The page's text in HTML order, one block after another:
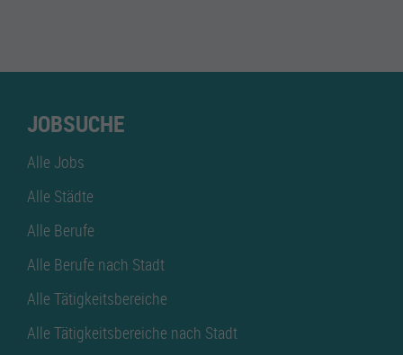
JOBSUCHE
Alle Jobs
Alle Städte
Alle Berufe
Alle Berufe nach Stadt
Alle Tätigkeitsbereiche
Alle Tätigkeitsbereiche nach Stadt